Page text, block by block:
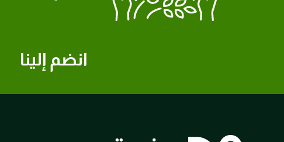
انضم إلينا